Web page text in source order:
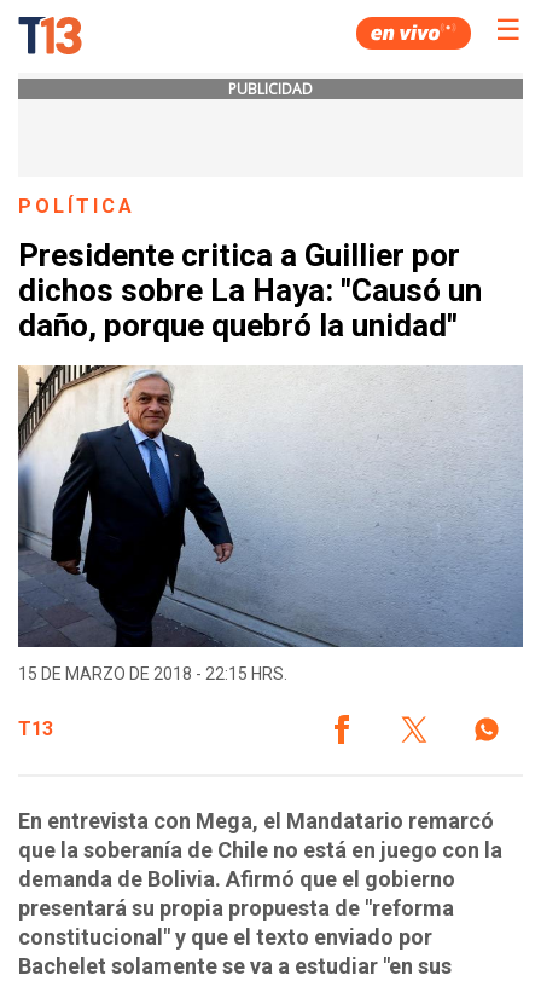
☰
PUBLICIDAD
POLÍTICA
Presidente critica a Guillier por
dichos sobre La Haya: "Causó un
daño, porque quebró la unidad"
15 DE MARZO DE 2018 - 22:15 HRS.
T13
En entrevista con Mega, el Mandatario remarcó
que la soberanía de Chile no está en juego con la
demanda de Bolivia. Afirmó que el gobierno
presentará su propia propuesta de "reforma
constitucional" y que el texto enviado por
Bachelet solamente se va a estudiar "en sus